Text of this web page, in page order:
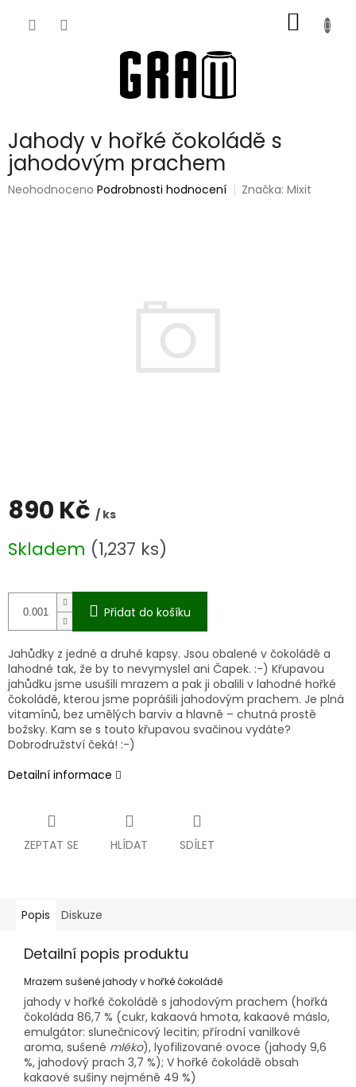
KOŠÍK
Jahody v hořké čokoládě s
jahodovým prachem
Průměrné
Neohodnoceno Podrobnosti hodnocení Značka:Mixit
890 Kč / ks
cena:
Skladem (1,237 ks)
Přidat do košíku
Jahůdky z jedné a druhé kapsy. Jsou obalené v čokoládě a
lahodné tak, že by to nevymyslel ani Čapek. :-) Křupavou
jahůdku jsme usušili mrazem a pak ji obalili v lahodné hořké
čokoládě, kterou jsme poprášili jahodovým prachem. Je plná
vitamínů, bez umělých barviv a hlavně – chutná prostě
božsky. Kam se s touto křupavou svačinou vydáte?
Dobrodružství čeká! :-)
Detailní informace
ZEPTAT SE HLÍDAT SDÍLET
Popis Diskuze
Detailní popis produktu
Mrazem sušené jahody v hořké čokoládě
jahody v hořké čokoládě s jahodovým prachem (hořká
čokoláda 86,7 % (cukr, kakaová hmota, kakaové máslo,
emulgátor: slunečnicový lecitin; přírodní vanilkové
aroma, sušené mléko), lyofilizované ovoce (jahody 9,6
%, jahodový prach 3,7 %); V hořké čokoládě obsah
kakaové sušiny nejméně 49 %)